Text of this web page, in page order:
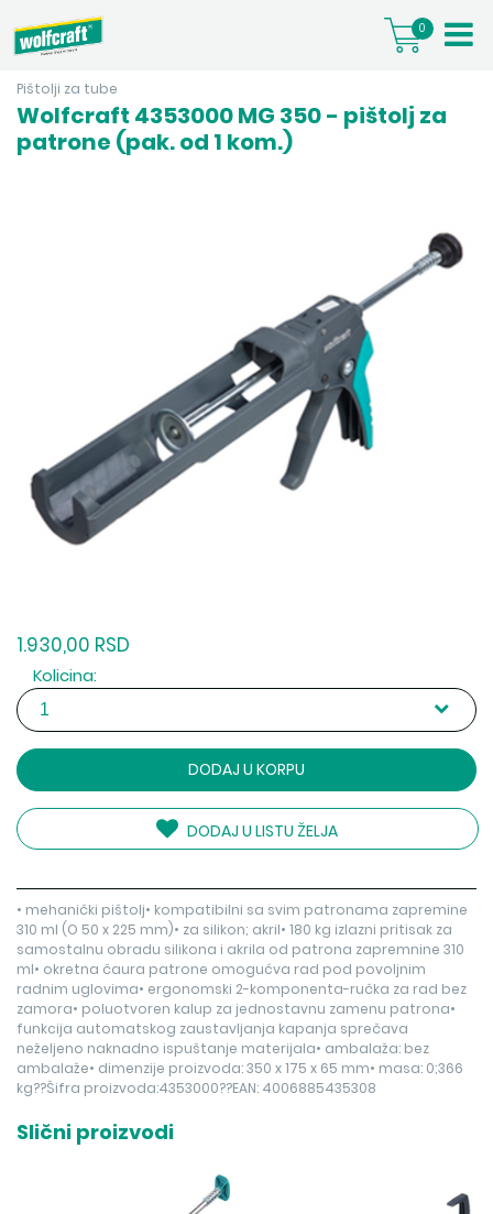
0
Pištolji za tube
Wolfcraft 4353000 MG 350 - pištolj za
patrone (pak. od 1 kom.)
1.930,00 RSD
Kolicina:
DODAJ U KORPU
DODAJ U LISTU ŽELJA
• mehanički pištolj• kompatibilni sa svim patronama zapremine
310 ml (O 50 x 225 mm)• za silikon; akril• 180 kg izlazni pritisak za
samostalnu obradu silikona i akrila od patrona zapremnine 310
ml• okretna čaura patrone omogućva rad pod povoljnim
radnim uglovima• ergonomski 2-komponenta-ručka za rad bez
zamora• poluotvoren kalup za jednostavnu zamenu patrona•
funkcija automatskog zaustavljanja kapanja sprečava
neželjeno naknadno ispuštanje materijala• ambalaža: bez
ambalaže• dimenzije proizvoda: 350 x 175 x 65 mm• masa: 0;366
kg??Šifra proizvoda:4353000??EAN: 4006885435308
Slični proizvodi